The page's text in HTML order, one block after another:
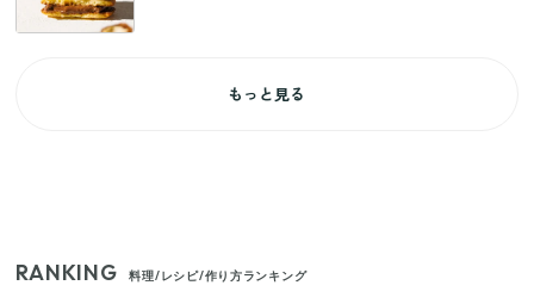
もっと見る
RANKING 料理/レシピ/作り方ランキング